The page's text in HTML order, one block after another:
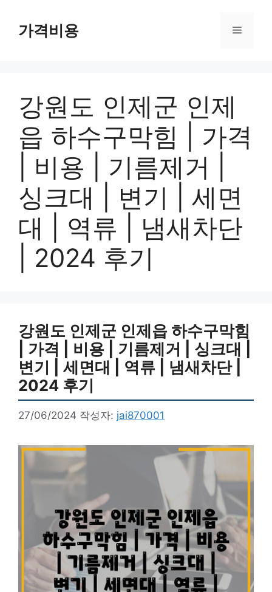
가격비용 메
강원도 인제군 인제
읍 하수구막힘 | 가격
| 비용 | 기름제거 |
싱크대 | 변기 | 세면
대 | 역류 | 냄새차단
| 2024 후기
강원도 인제군 인제읍 하수구막힘
| 가격 | 비용 | 기름제거 | 싱크대 |
변기 | 세면대 | 역류 | 냄새차단 |
2024 후기
27/06/2024 작성자: jai870001